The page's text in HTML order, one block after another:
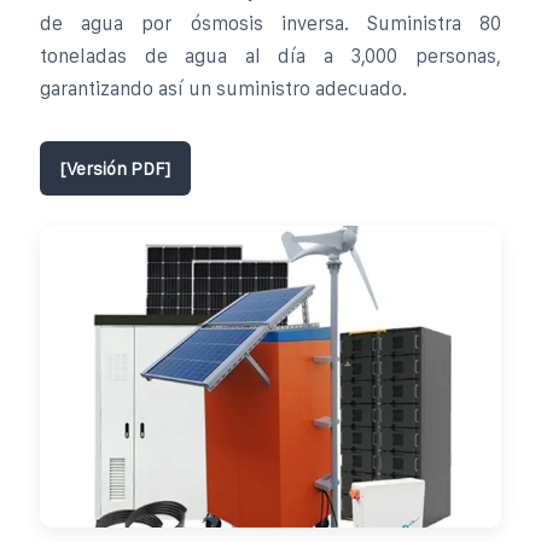
de agua por ósmosis inversa. Suministra 80
toneladas de agua al día a 3,000 personas,
garantizando así un suministro adecuado.
[Versión PDF]